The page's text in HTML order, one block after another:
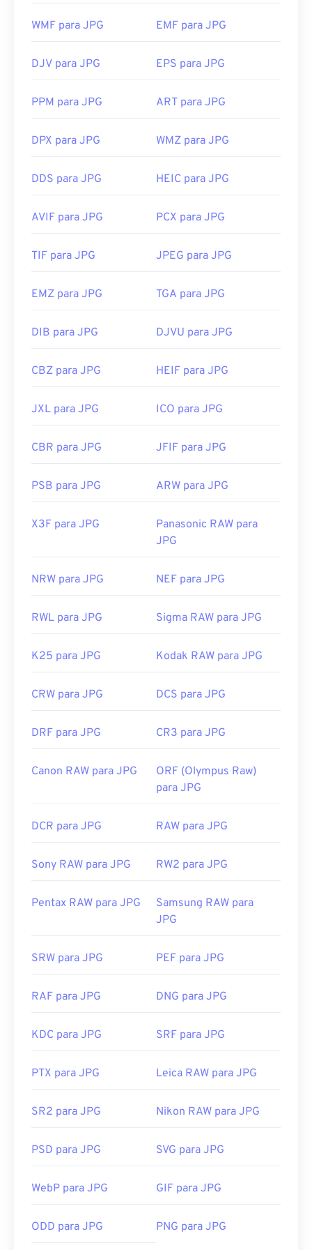
com" para fazer sua seleção.
navegadores populares como o Chrome
Para redimensionar imagens JPEG, use nossa
Desenvolvido por:
Joint Photographic Experts
Lançamento inicial:
18 de setembro de 1992
Ferramentas JPG relacionadas:
imagens
WMF para JPG EMF para JPG
DJV para JPG EPS para JPG
PPM para JPG ART para JPG
DPX para JPG WMZ para JPG
DDS para JPG HEIC para JPG
AVIF para JPG PCX para JPG
TIF para JPG JPEG para JPG
EMZ para JPG TGA para JPG
DIB para JPG DJVU para JPG
CBZ para JPG HEIF para JPG
JXL para JPG ICO para JPG
CBR para JPG JFIF para JPG
PSB para JPG ARW para JPG
X3F para JPG
Panasonic RAW para
JPG
NRW para JPG NEF para JPG
RWL para JPG Sigma RAW para JPG
K25 para JPG Kodak RAW para JPG
CRW para JPG DCS para JPG
DRF para JPG CR3 para JPG
Canon RAW para JPG
ORF (Olympus Raw)
para JPG
DCR para JPG RAW para JPG
Sony RAW para JPG RW2 para JPG
Pentax RAW para JPG
Samsung RAW para
JPG
SRW para JPG PEF para JPG
RAF para JPG DNG para JPG
KDC para JPG SRF para JPG
PTX para JPG Leica RAW para JPG
SR2 para JPG Nikon RAW para JPG
PSD para JPG SVG para JPG
WebP para JPG GIF para JPG
ODD para JPG PNG para JPG